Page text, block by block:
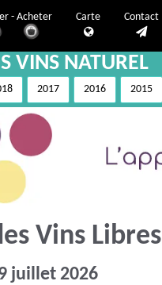
- Acheter Carte Contact
VINS NATUREL
2017 2016 2015
Vins Libres
juillet 2026